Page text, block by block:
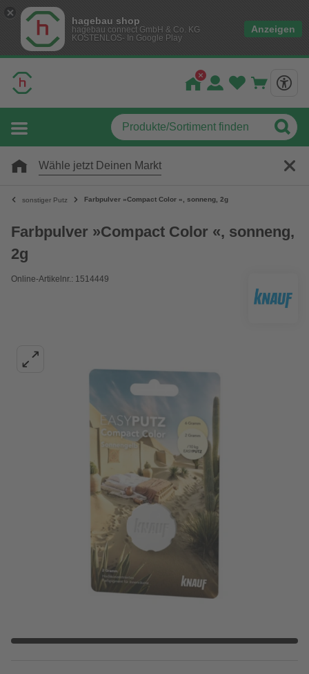
hagebau shop
hagebau connect GmbH & Co. KG
KOSTENLOS- In Google Play
Anzeigen
Wähle jetzt Deinen Markt
sonstiger Putz Farbpulver »Compact Color «, sonneng, 2g
Farbpulver »Compact Color «, sonneng,
2g
Online-Artikelnr.: 1514449